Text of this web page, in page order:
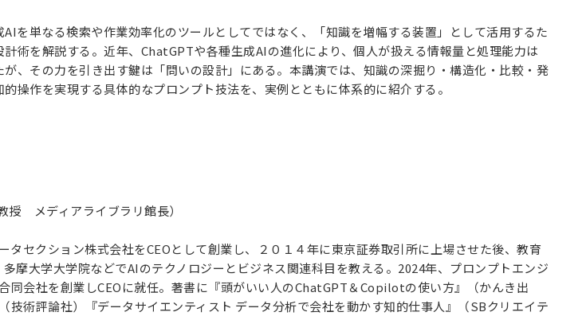
を単なる検索や作業効率化のツールとしてではなく、「知識を増幅する装置」として活用するた
計術を解説する。近年、ChatGPTや各種生成AIの進化により、個人が扱える情報量と処理能力は
、その力を引き出す鍵は「問いの設計」にある。本講演では、知識の深掘り・構造化・比較・発
操作を実現する具体的なプロンプト技法を、実例とともに体系的に紹介する。
授 メディアライブラリ館長）
タセクション株式会社をCEOとして創業し、２０１４年に東京証券取引所に上場させた後、教育
摩大学大学院などでAIのテクノロジーとビジネス関連科目を教える。2024年、プロンプトエンジ
同会社を創業しCEOに就任。著書に『頭がいい人のChatGPT＆Copilotの使い方』（かんき出
技術評論社）『データサイエンティスト データ分析で会社を動かす知的仕事人』（SBクリエイテ